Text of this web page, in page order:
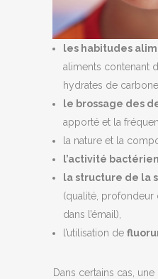
les habitudes
aliments contenant
hydrates de
le brossage des
apporté et la
la nature et la
l’activité
la structure de la
(qualité, profondeur
dans l’émail),
l’utilisation de
Dans certains cas, une